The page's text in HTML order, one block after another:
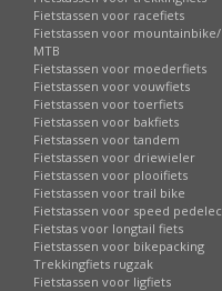
Fietstassen voor racefiets
Fietstassen voor mountainbike/
MTB
Fietstassen voor moederfiets
Fietstassen voor vouwfiets
Fietstassen voor toerfiets
Fietstassen voor bakfiets
Fietstassen voor tandem
Fietstassen voor driewieler
Fietstassen voor plooifiets
Fietstassen voor trail bike
Fietstassen voor speed pedelec
Fietstas voor longtail fiets
Fietstassen voor bikepacking
Trekkingfiets rugzak
Fietstassen voor ligfiets